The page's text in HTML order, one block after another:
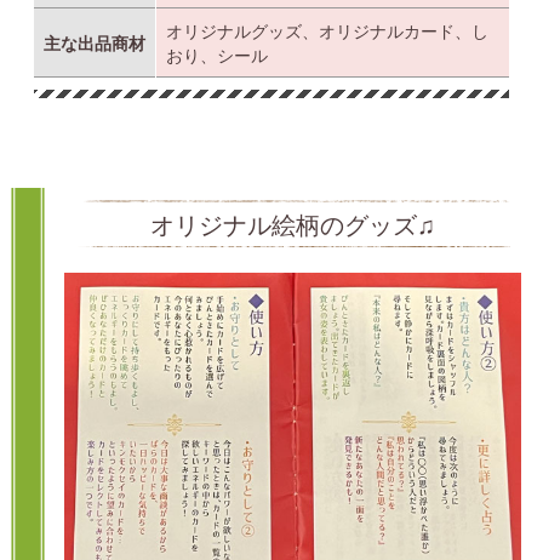
主な出品商材
オリジナルグッズ、オリジナルカード、し
おり、シール
オリジナル絵柄のグッズ♫